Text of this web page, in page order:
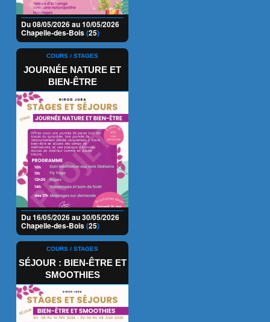
Du 08/05/2026 au 10/05/2026
Chapelle-des-Bois(25)
COURS / STAGES
JOURNÉE NATURE ET
BIEN-ÊTRE
Du 16/05/2026 au 30/05/2026
Chapelle-des-Bois(25)
COURS / STAGES
SÉJOUR : BIEN-ÊTRE ET
SMOOTHIES